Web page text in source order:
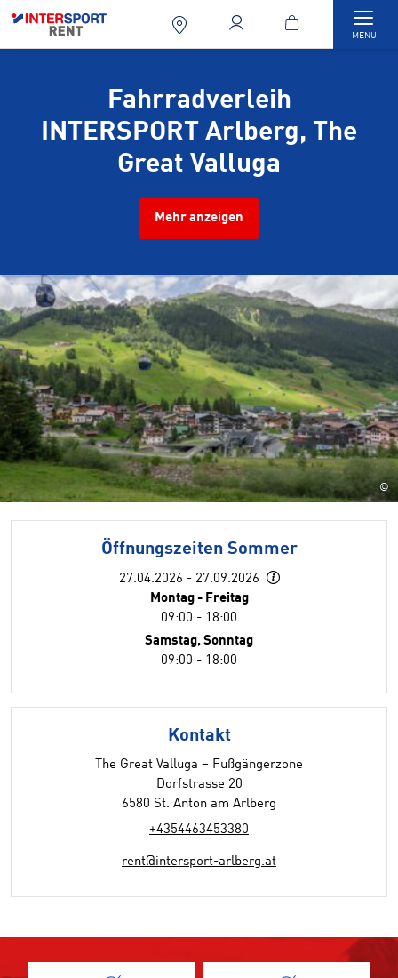
MENU
Fahrradverleih
INTERSPORT Arlberg, The
Great Valluga
Mehr anzeigen
©
Öffnungszeiten Sommer
27.04.2026 - 27.09.2026
Montag - Freitag
09:00 - 18:00
Samstag, Sonntag
09:00 - 18:00
Kontakt
The Great Valluga – Fußgängerzone
Dorfstrasse 20
6580 St. Anton am Arlberg
+4354463453380
rent@intersport-arlberg.at